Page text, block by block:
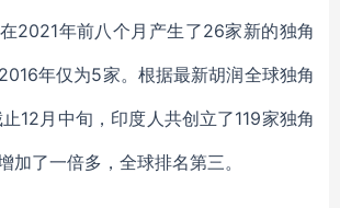
2021年前八个月产生了26家新的独角
年仅为5家。根据最新胡润全球独角
12月中旬，印度人共创立了119家独角
加了一倍多，全球排名第三。